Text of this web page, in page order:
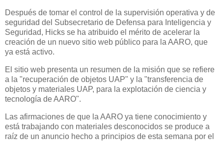
Después de tomar el control de la supervisión operativa y de
seguridad del Subsecretario de Defensa para Inteligencia y
Seguridad, Hicks se ha atribuido el mérito de acelerar la
creación de un nuevo sitio web público para la AARO, que
ya está activo.
El sitio web presenta un resumen de la misión que se refiere
a la "recuperación de objetos UAP" y la "transferencia de
objetos y materiales UAP, para la explotación de ciencia y
tecnología de AARO".
Las afirmaciones de que la AARO ya tiene conocimiento y
está trabajando con materiales desconocidos se produce a
raíz de un anuncio hecho a principios de esta semana por el